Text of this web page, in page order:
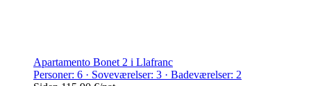
Apartamento Bonet 2 i Llafranc
Personer: 6 · Soveværelser: 3 · Badeværelser: 2